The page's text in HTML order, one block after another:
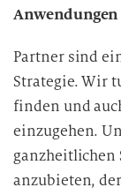
Partner sind
Strategie. Wir
finden und
einzugehen.
ganzheitlichen
anzubieten,